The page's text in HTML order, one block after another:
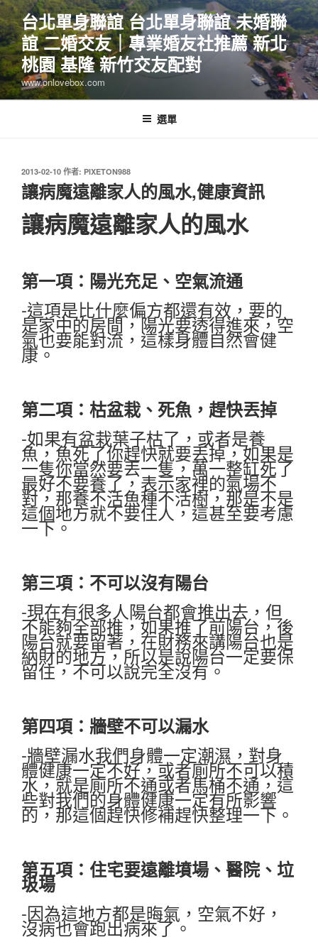
跳
至
主
要
內
容
台北單身聯誼 台北單身聯誼 未婚聯
誼 二婚交友｜專業婚友社推薦 新北
桃園 基隆 新竹交友配對
www.onlovebox.com
選單
發
佈
於
2013-02-10 作者: PIXETON988
讓病魔遠離家人的風水,健康資訊
讓病魔遠離家人的風水
第一項：陽光充足、空氣流通
-這項是比什麼偏方都還有效，要的
是家中的房間，陽光要透得進來，空
氣也要能對流，這樣身體自然會健
康。
第二項：枯盆栽、死魚，趕快丟掉
-如果有盆栽葉子枯了，或者是養
魚，魚死了你趕快就要丟掉，如果是
一隻你當然要丟一隻，萬一整缸死了
最好不要養了，表示家裡的氣場不
對，那養不活魚種不活樹，那是不是
這個地方就不要住人，這甚至要考慮
一下。
第三項：不可以沒有陽台
-現在有很多人陽台都會推出去，但
不能夠全部推，如果推了前陽台，後
陽台就要留著，在財務來講陽台也是
納財的地方，所以是說陽台一定要保
留住，不可以說完全沒有。
第四項：牆壁不可以漏水
-牆壁漏水我們身體一定潮濕，對身
體健康一定不好，或者廁所不可以積
水，就是廁所不通或者馬桶不通，這
些對我們的身體健康一定有所影響
的，那這個趕快修補趕快整理一下。
第五項：住宅要遠離墳場、醫院、垃
圾場
-因為這地方都是晦氣，空氣不好，
沒病也會跑出病來了。